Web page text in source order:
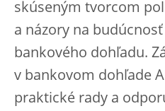
skúseným tvorcom
a názory na
bankového dohľadu.
v bankovom dohľade
praktické rady a